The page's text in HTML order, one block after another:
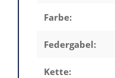
Farbe:
Federgabel:
Kette: